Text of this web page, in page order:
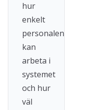
hur
enkelt
personalen
kan
arbeta i
systemet
och hur
väl